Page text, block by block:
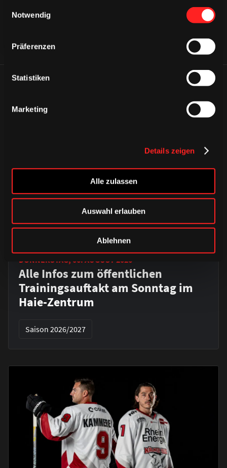
Notwendig
Präferenzen
Statistiken
Marketing
Details zeigen
Alle zulassen
Auswahl erlauben
Ablehnen
DONNERSTAG, 06. AUGUST 2026
Alle Infos zum öffentlichen
Trainingsauftakt am Sonntag im
Haie-Zentrum
Saison 2026/2027